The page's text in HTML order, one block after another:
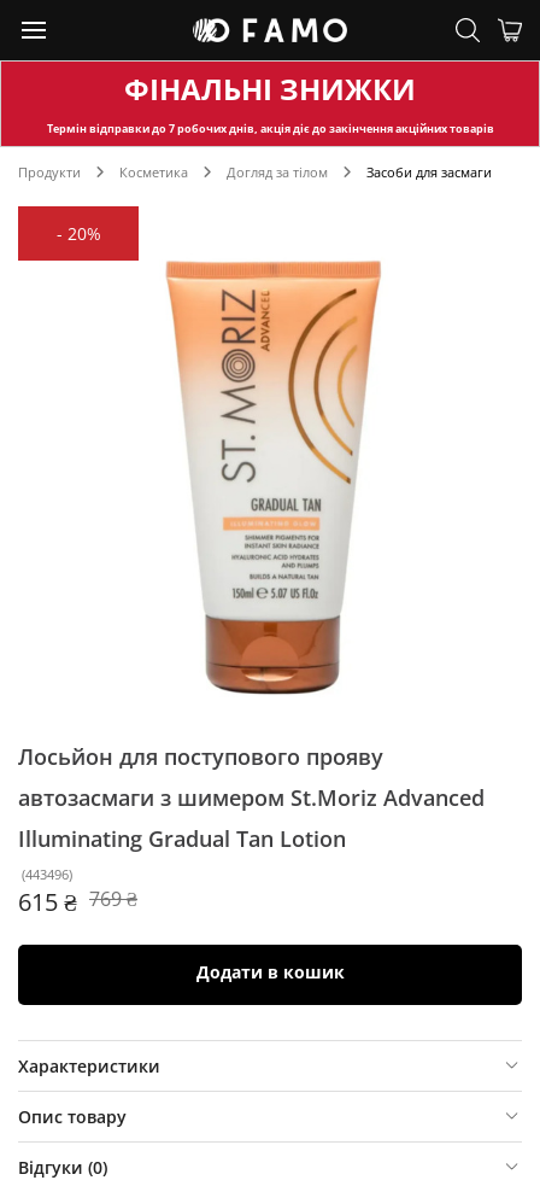
ФІНАЛЬНІ ЗНИЖКИ
Термін відправкидо 7 робочих днів, акція діє до закінчення акційних товарів
Продукти Косметика Догляд за тілом Засоби для засмаги
- 20%
Лосьйон для поступового прояву
автозасмаги з шимером St.Moriz Advanced
Illuminating Gradual Tan Lotion
(443496)
615 ₴ 769 ₴
Додати в кошик
Характеристики
Опис товару
Відгуки (0)